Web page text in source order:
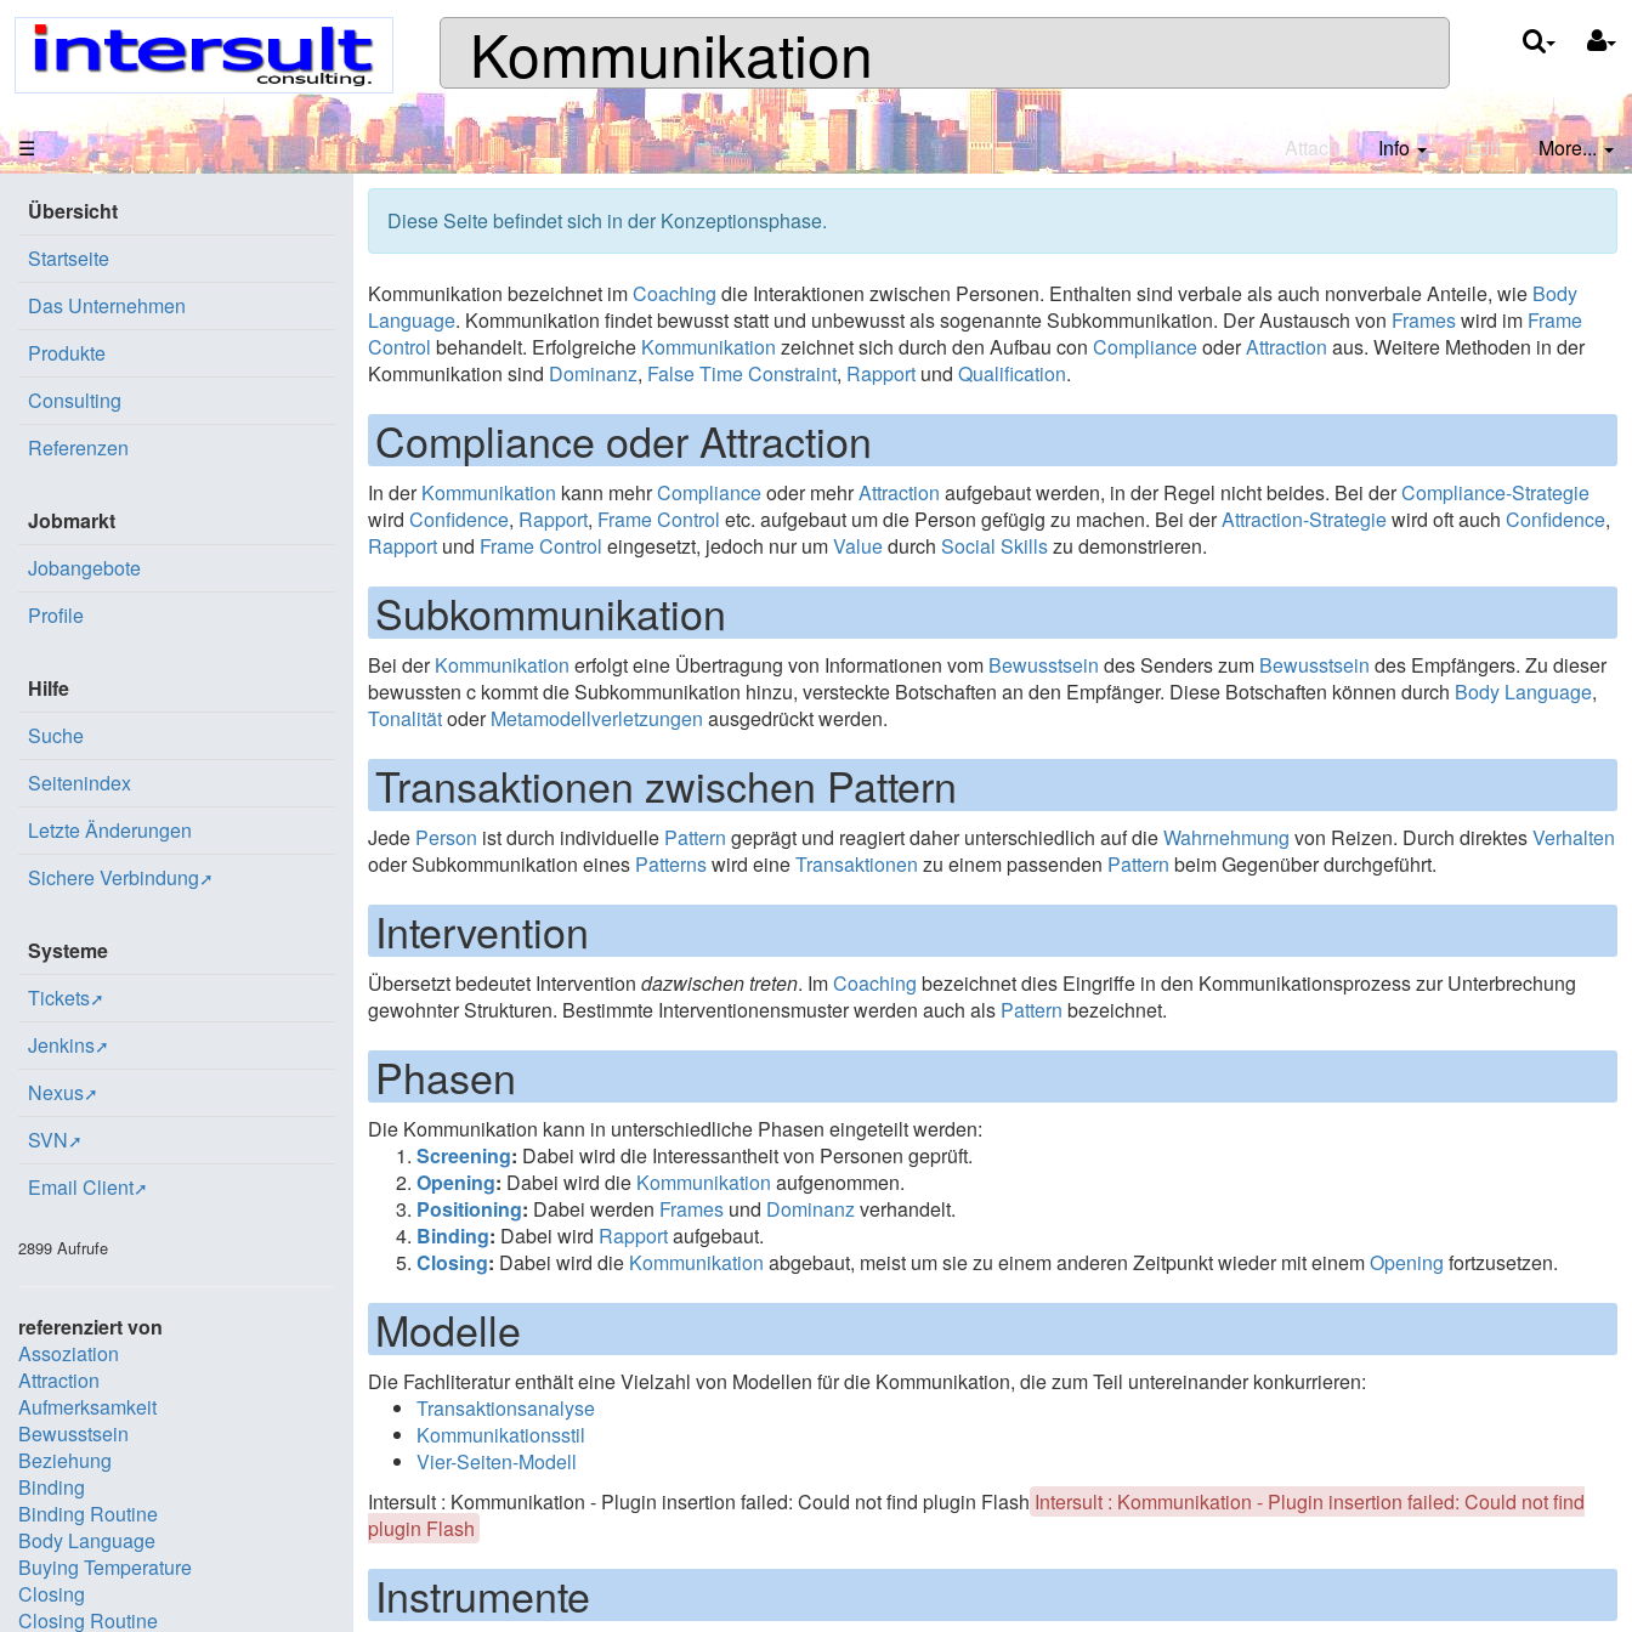
apache
jspωiki Kommunikation
☰ Attach Info Edit More...
Diese Seite befindet sich in der Konzeptionsphase.
Kommunikation bezeichnet imCoaching die Interaktionen zwischen Personen. Enthalten sind verbale als auch nonverbale Anteile, wie Body
Language. Kommunikation findet bewusst statt und unbewusst als sogenannte Subkommunikation. Der Austausch von Frameswird im Frame
Control behandelt. Erfolgreiche Kommunikation zeichnet sich durch den Aufbau conComplianceoderAttraction aus. Weitere Methoden in der
Kommunikation sind Dominanz, False Time Constraint, Rapport undQualification.
Compliance oder Attraction
In derKommunikation kann mehrComplianceoder mehrAttraction aufgebaut werden, in der Regel nicht beides. Bei derCompliance-Strategie
wirdConfidence, Rapport, Frame Control etc. aufgebaut um die Person gefügig zu machen. Bei derAttraction-Strategiewird oft auchConfidence,
Rapport und Frame Control eingesetzt, jedoch nur umValuedurchSocial Skillszu demonstrieren.
Subkommunikation
Bei derKommunikation erfolgt eine Übertragung von Informationen vom Bewusstsein des Senders zum Bewusstsein des Empfängers. Zu dieser
bewussten c kommt die Subkommunikation hinzu, versteckte Botschaften an den Empfänger. Diese Botschaften können durch Body Language,
TonalitätoderMetamodellverletzungen ausgedrückt werden.
Transaktionen zwischen Pattern
Jede Person ist durch individuelle Pattern geprägt und reagiert daher unterschiedlich auf dieWahrnehmung von Reizen. Durch direktesVerhalten
oder Subkommunikation eines Patternswird eineTransaktionen zu einem passenden Pattern beim Gegenüber durchgeführt.
Intervention
Übersetzt bedeutet Interventiondazwischen treten. ImCoaching bezeichnet dies Eingriffe in den Kommunikationsprozess zur Unterbrechung
gewohnter Strukturen. Bestimmte Interventionensmuster werden auch als Pattern bezeichnet.
Phasen
Die Kommunikation kann in unterschiedliche Phasen eingeteilt werden:
Screening: Dabei wird die Interessantheit von Personen geprüft.
Opening: Dabei wird die Kommunikation aufgenommen.
Positioning: Dabei werden Frames und Dominanzverhandelt.
Binding: Dabei wird Rapportaufgebaut.
Closing: Dabei wird die Kommunikation abgebaut, meist um sie zu einem anderen Zeitpunkt wieder mit einemOpening fortzusetzen.
Modelle
Die Fachliteratur enthält eine Vielzahl von Modellen für die Kommunikation, die zum Teil untereinander konkurrieren:
Transaktionsanalyse
Kommunikationsstil
Vier-Seiten-Modell
Intersult : Kommunikation - Plugin insertion failed: Could not find plugin Flash Intersult : Kommunikation - Plugin insertion failed: Could not find
plugin Flash
Instrumente
Übersicht
Startseite
Das Unternehmen
Produkte
Consulting
Referenzen
Jobmarkt
Jobangebote
Profile
Hilfe
Suche
Seitenindex
Letzte Änderungen
Sichere Verbindung
Systeme
Tickets
Jenkins
Nexus
SVN
Email Client
2899 Aufrufe
referenziert von
Assoziation
Attraction
Aufmerksamkeit
Bewusstsein
Beziehung
Binding
Binding Routine
Body Language
Buying Temperature
Closing
Closing Routine